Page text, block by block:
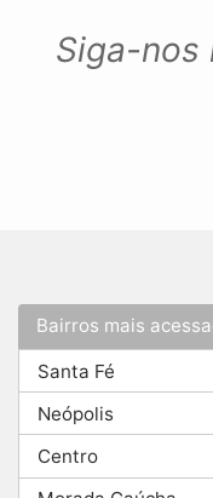
Siga-nos
Bairros mais
Santa Fé
Neópolis
Centro